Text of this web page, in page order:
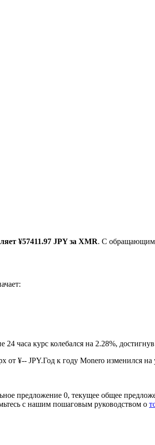
¥57411.97 JPY за XMR. С
24 часа курс колебался на 2.28%,
от ¥-- JPY.Год к году Monero изменился на
предложение 0, текущее общее
с нашим пошаговым руководством о